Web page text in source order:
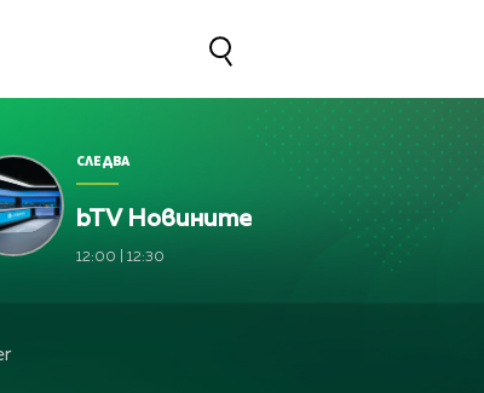
Марчева и Диана Любенова
Марчева и Диана Любенова
Марчева и Диана Любенова
СЛЕДВА
bTV Новините
12:00 12:30